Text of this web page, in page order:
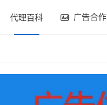
代理百科 广告合作